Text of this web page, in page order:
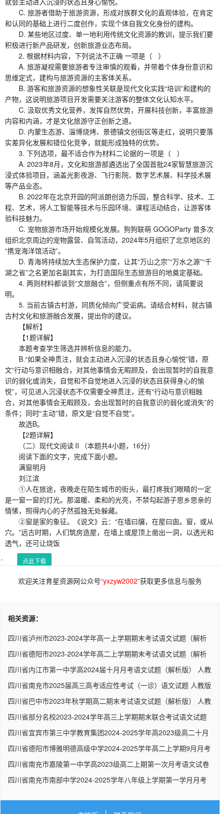
C. 旅游者借助于旅游资源，形成对族群文化的直观体验，在肯定
和认同的基础上进行二度创作，实现个体自我文化身份的建构。
D. 某些地区过度、单一地利用传统文化资源的教训，提示我们要
积极进行新产品研发，创新旅游业态布局。
2. 根据材料内容，下列说法不正确 一项是（ ）
A. 旅游凝视需要旅游者专注审慎的观看，并带着个体身份意识和
思维定式，建构与旅游资源的主客体关系。
B. 游客和旅游资源的想象性关联是现代文化实践“培训”和建构的
产物，这说明旅游项目开发需要关注游客的整体文化认知水平。
C. 汲取优秀文化营养，发挥自然优势，开展科技创新，丰富旅游
内容和内涵，才是文化旅游守正创新之道。
D. 内蒙生态游、淄博烧烤、景德镇文创街区等走红，说明只要落
实差异化发展和错位化竞争，就能形成独特的优势。
3. 下列选项，最不适合作为材料二论据的一项是（ ）
A. 2023年8月，文化和旅游部遴选出了全国首批24家智慧旅游沉
浸式体验项目，涵盖光影夜游、飞行影院、数字艺术展、科学技术展
等产品业态。
B. 2022年在北京开园的阿派朗创造力乐园，整合科学、技术、工
程、艺术，将人工智能等技术与乐园环境、课程活动结合，让游客体
验科技魅力。
C. 宠物旅游市场开始规模化发展。狗狗联萌 GOGOParty 曾多次
组织北京周边的宠物露营、自驾活动，2024年5月组织了北京地区的
“携宠海洋馆活动”。
D. 青海将持续加大生态保护力度，让其“万山之宗”“万水之源”“千
湖之省”之名更加名副其实，为打造国际生态旅游目的地奠定基础。
4. 两则材料都谈到“文旅融合”，但侧重点有所不同，请简要说
明。
5. 当前古镇古村游，同质化倾向广受诟病。请结合材料，就古镇
古村文化和旅游融合发展，提出你的建议。
【解析】
【1题详解】
本题考查学生筛选并辨析信息的能力。
B.“如果全神贯注，就会主动进入沉浸的状态且身心愉悦”错，原
文“行动与意识相融合，对其他事情会无暇顾及，会出现暂时的自我意
识的弱化或消失，自觉和不自觉地进入沉浸的状态且获得身心的愉
悦”，可见进入沉浸状态不仅需要全神贯注，还有“行动与意识相融
合，对其他事情会无暇顾及，会出现暂时的自我意识的弱化或消失”的
条件；同时“主动”错，原文是“自觉不自觉”。
故选B。
【2题详解】
（二）现代文阅读Ⅱ（本题共4小题，16分）
阅读下面的文字，完成下面小题。
满窗明月
刘江滨
①人在旅途，夜晚走在陌生城市的街头，最打疼我们眼睛的一定
是一窗一窗的灯光。那温暖、柔和的光亮，不禁勾起游子思乡思亲的
情愫，照得内心的孑然孤独无处躲藏。
②窗是家的象征。《说文》云：“在墙曰牖，在屋曰囱。窗，或从
穴。”远古时期，人们筑房造屋，在墙上或屋顶上凿出一洞，以透光和
透气，还可让烧饭
点此下载
欢迎关注育星资源网公众号“yxzyw2002”获取更多信息与服务
相关资源：
四川省泸州市2023-2024学年高一上学期期末考试语文试题（解析
四川省德阳市2023-2024学年高二上学期期末考试语文试题（解析
四川省内江市第一中学高2024届十月月考语文试题（解析版） 人教
四川省南充市2025届高三高考适应性考试（一诊）语文试题 人教版
四川省巴中市2023年秋学期高二期末考试语文试题（解析版） 人教
四川省部分名校2023-2024学年高三上学期期末联合考试语文试题
四川省宜宾市第三中学教育集团2024-2025学年高2023级高二十月
四川省德阳市博雅明德高级中学2024-2025学年高二上学期9月月考
四川省南充市嘉陵第一中学高2023级高二上期第一次月考语文试卷
四川省南充市南部中学2024-2025学年八年级上学期第一学月月考